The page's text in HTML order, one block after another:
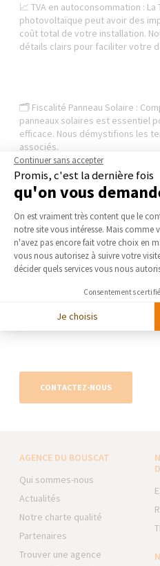
📈 TVA en autoconsommation :
photovoltaïque peut avoir des
coût total de votre installation.
détails clairs pour faciliter votre
🗂️ Fiscalité Panneau Solaire :
panneaux solaires est essentiel
efficace. Nous démystifions les
associés.
Notre mission est de rendre
solaire aussi transparente que
questions sur la TVA et la fiscalité
photovoltaïques, n'hésitez pas à
Ensemble, faisons briller votre
soleil ! ☀️🏡
#Autoconsommation
#ÉnergieSolaire
CONTACTEZ-NOUS
AGENCE DU BOUSCAT
Qui sommes-nous
Actualités
Notre charte qualité
Partenaires
Trouver une agence
Continuer sans accepter
Promis, c'est la dernière fois
qu'on vous
Plateforme de
On est vraiment très content que le
notre site vous intéresse. Mais comme
n'avez pas encore fait votre choix en
vous nous autorisez à suivre votre
décider quels services vous nous
Consentements
Je choisis
Axeptio